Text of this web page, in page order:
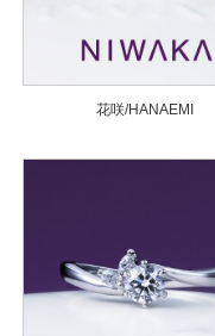
花咲/HANAEMI